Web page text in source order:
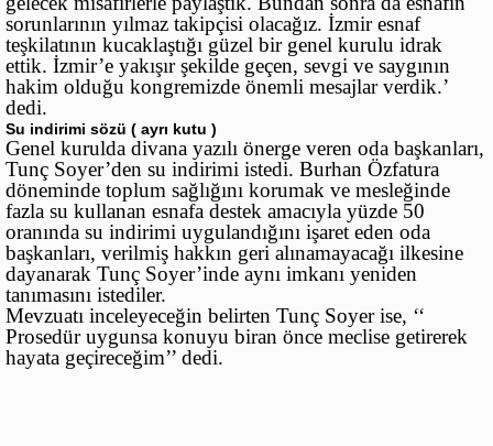
sorunlarının yılmaz takipçisi olacağız. İzmir esnaf
teşkilatının kucaklaştığı güzel bir genel kurulu idrak
ettik. İzmir’e yakışır şekilde geçen, sevgi ve saygının
hakim olduğu kongremizde önemli mesajlar verdik.’
dedi.
Su indirimi sözü ( ayrı kutu )
Genel kurulda divana yazılı önerge veren oda başkanları,
Tunç Soyer’den su indirimi istedi. Burhan Özfatura
döneminde toplum sağlığını korumak ve mesleğinde
fazla su kullanan esnafa destek amacıyla yüzde 50
oranında su indirimi uygulandığını işaret eden oda
başkanları, verilmiş hakkın geri alınamayacağı ilkesine
dayanarak Tunç Soyer’inde aynı imkanı yeniden
tanımasını istediler.
Mevzuatı inceleyeceğin belirten Tunç Soyer ise, ‘‘
Prosedür uygunsa konuyu biran önce meclise getirerek
hayata geçireceğim’’ dedi.